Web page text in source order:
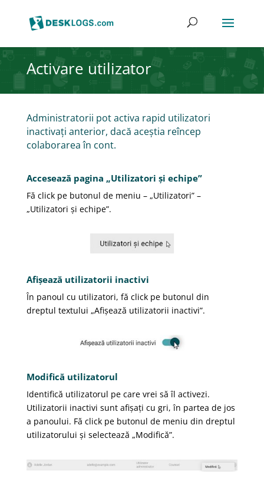
Activare utilizator
Administratorii pot activa rapid utilizatori
inactivați anterior, dacă aceștia reîncep
colaborarea în cont.
Accesează pagina „Utilizatori și echipe”
Fă click pe butonul de meniu – „Utilizatori” –
„Utilizatori și echipe”.
Afișează utilizatorii inactivi
În panoul cu utilizatori, fă click pe butonul din
dreptul textului „Afișează utilizatorii inactivi”.
Modifică utilizatorul
Identifică utilizatorul pe care vrei să îl activezi.
Utilizatorii inactivi sunt afișați cu gri, în partea de jos
a panoului. Fă click pe butonul de meniu din dreptul
utilizatorului și selectează „Modifică”.